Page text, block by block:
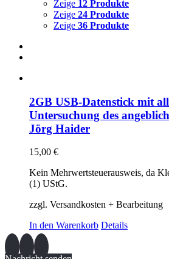
Zeige 12 Produkte
Zeige 24 Produkte
Zeige 36 Produkte
2GB USB-Datenstick mit
Untersuchung des
Jörg Haider
15,00 €
Kein Mehrwertsteuerausweis, da
(1) UStG.
zzgl. Versandkosten + Bearbeitung
In den Warenkorb Details